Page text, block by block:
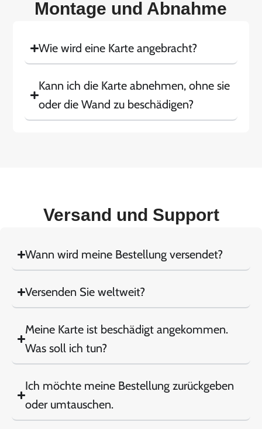
Montage und Abnahme
Wie wird eine Karte angebracht?
Kann ich die Karte abnehmen, ohne sie
oder die Wand zu beschädigen?
Versand und Support
Wann wird meine Bestellung versendet?
Versenden Sie weltweit?
Meine Karte ist beschädigt angekommen.
Was soll ich tun?
Ich möchte meine Bestellung zurückgeben
oder umtauschen.